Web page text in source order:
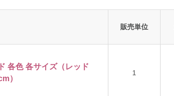
販売単位
各色 各サイズ（レッド
）
1